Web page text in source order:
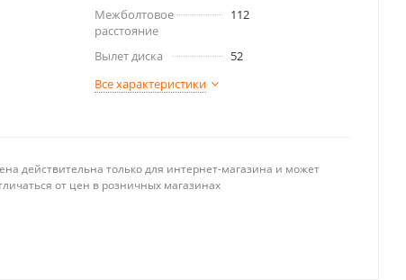
Межболтовое
расстояние
112
Вылет диска
52
Все характеристики
действительна только для интернет-магазина и может
от цен в розничных магазинах